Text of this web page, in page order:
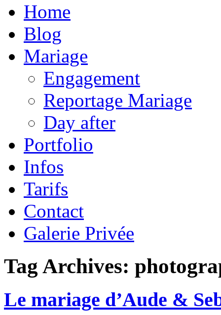
Home
Blog
Mariage
Engagement
Reportage Mariage
Day after
Portfolio
Infos
Tarifs
Contact
Galerie Privée
Tag Archives:
Le mariage d’Aude &